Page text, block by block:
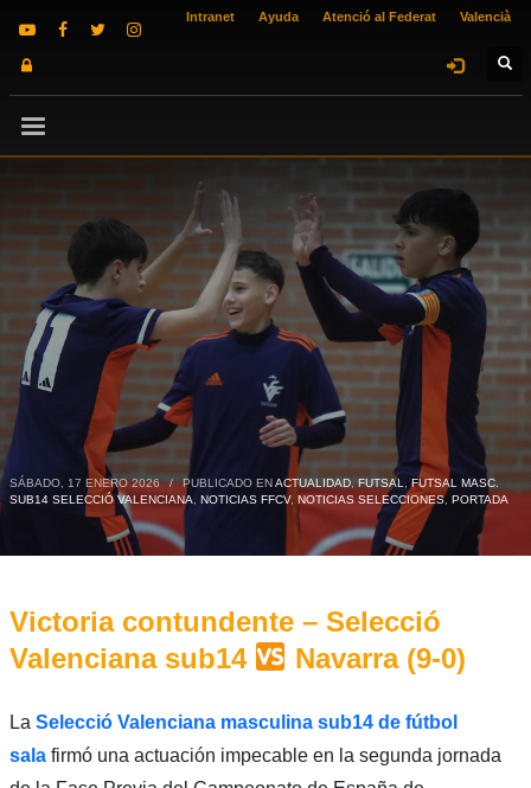
Intranet Ayuda Atenció al Federat Valencià
SÁBADO, 17 ENERO 2026 / PUBLICADO ENACTUALIDAD, FUTSAL ,FUTSAL MASC.
SUB14 SELECCIÓ VALENCIANA, NOTICIAS FFCV, NOTICIAS SELECCIONES, PORTADA
Victoria contundente – Selecció
Valenciana sub14
Navarra (9-0)
La Selecció Valenciana masculina sub14 de fútbol
salafirmó una actuación impecable en la segunda jornada